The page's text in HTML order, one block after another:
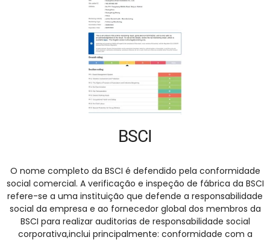
BSCI
O nome completo da BSCI é defendido pela conformidade
social comercial. A verificação e inspeção de fábrica da BSCI
refere-se a uma instituição que defende a responsabilidade
social da empresa e ao fornecedor global dos membros da
BSCI para realizar auditorias de responsabilidade social
corporativa,inclui principalmente: conformidade com a